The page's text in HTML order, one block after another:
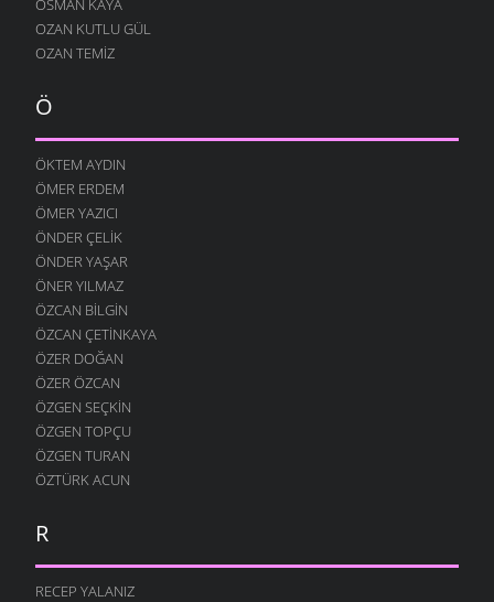
7 OCAK 2009
KÖYÜMÜ TANI
7 OCAK 2009
OZAN KUTLU GÜL
OZAN TEMIZ
Ö
ÖKTEM AYDIN
ÖMER ERDEM
ÖMER YAZICI
ÖNDER ÇELIK
ÖNDER YAŞAR
ÖNER YILMAZ
ÖZCAN BILGIN
ÖZCAN ÇETINKAYA
ÖZER DOĞAN
ÖZER ÖZCAN
ÖZGEN SEÇKIN
ÖZGEN TOPÇU
ÖZGEN TURAN
ÖZTÜRK ACUN
R
RECEP YALANIZ